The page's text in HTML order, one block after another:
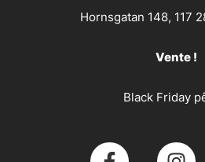
Hornsgatan 148, 117
Vente !
Black Friday